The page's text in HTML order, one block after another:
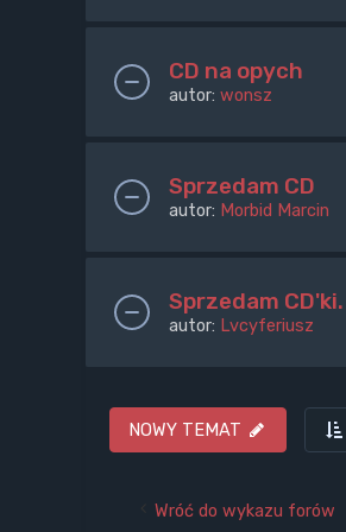
CD na opych
autor: wonsz
Sprzedam CD
autor: Morbid Marcin
Sprzedam CD'ki.
autor: Lvcyferiusz
NOWY TEMAT
Wróć do wykazu forów